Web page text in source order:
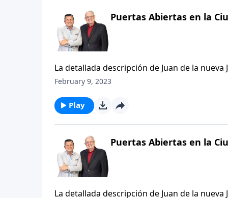
Puertas Abiertas en la
La detallada descripción de Juan de la
tenemos acerca del paraíso. Según
arte que están en exhibición para nuestro
el despliegue profético e inspirador del
February 9, 2023
Play
Puertas Abiertas en la
La detallada descripción de Juan de la